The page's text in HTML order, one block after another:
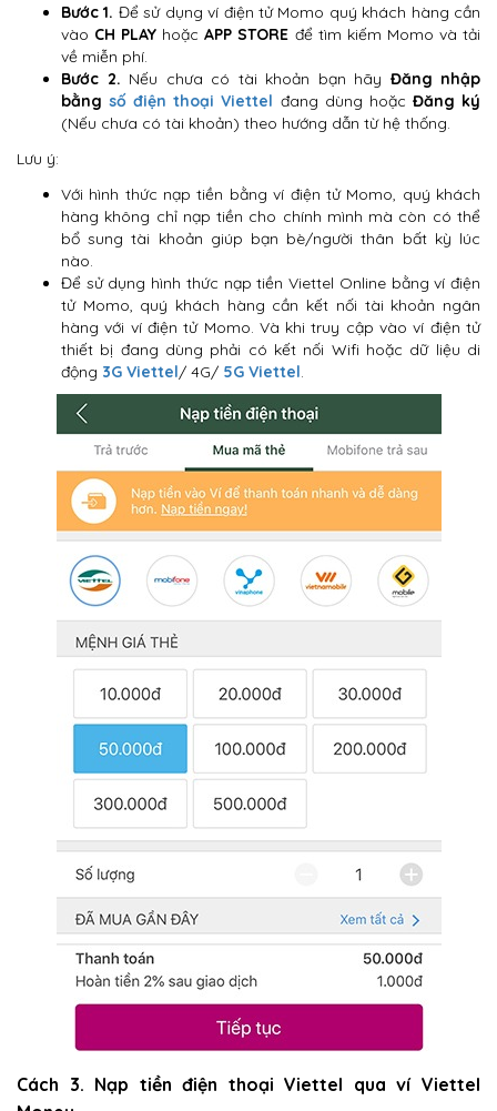
Bước 1. Để sử dụng ví điện tử Momo quý khách hàng cần
vào CH PLAY hoặcAPP STORE để tìm kiếm Momo và tải
về miễn phí.
Bước 2. Nếu chưa có tài khoản bạn hãy Đăng nhập
bằngsố điện thoại Viettel đang dùng hoặc Đăng ký
(Nếu chưa có tài khoản) theo hướng dẫn từ hệ thống.
Lưu ý:
Với hình thức nạp tiền bằng ví điện tử Momo, quý khách
hàng không chỉ nạp tiền cho chính mình mà còn có thể
bổ sung tài khoản giúp bạn bè/người thân bất kỳ lúc
nào.
Để sử dụng hình thức nạp tiền Viettel Online bằng ví điện
tử Momo, quý khách hàng cần kết nối tài khoản ngân
hàng với ví điện tử Momo. Và khi truy cập vào ví điện tử
thiết bị đang dùng phải có kết nối Wifi hoặc dữ liệu di
động 3G Viettel/ 4G/ 5G Viettel
Cách 3. Nạp tiền điện thoại Viettel qua ví Viettel